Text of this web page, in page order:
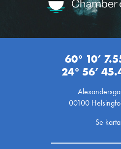
60° 10’
24° 56’
00100
Se karta